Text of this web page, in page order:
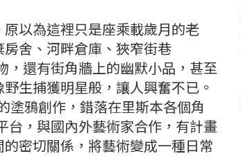
以為這裡只是座乘載歲月的老
舍、河畔倉庫、狹窄街巷
還有街角牆上的幽默小品，甚至
生捕獲明星般，讓人興奮不已。
鴉創作，錯落在里斯本各個角
，與國內外藝術家合作，有計畫
密切關係，將藝術變成一種日常